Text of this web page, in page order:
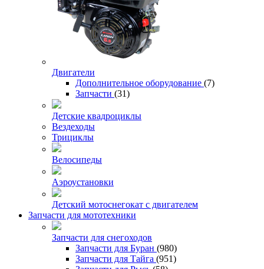
Двигатели
Дополнительное оборудование (7)
Запчасти (31)
Детские квадроциклы
Вездеходы
Трициклы
Велосипеды
Аэроустановки
Детский мотоснегокат с двигателем
Запчасти для мототехники
Запчасти для снегоходов
Запчасти для Буран (980)
Запчасти для Тайга (951)